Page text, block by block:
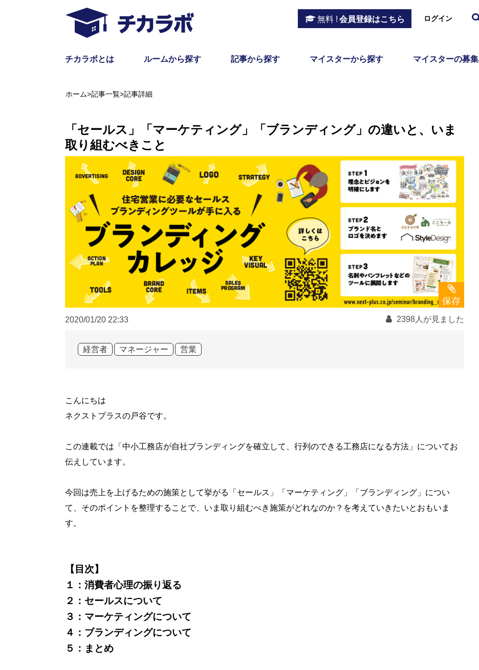
無料 ! 会員登録はこちら ログイン
チカラボとは ルームから探す 記事から探す マイスターから探す マイスターの募集
ホーム>記事一覧>記事詳細
「セールス」「マーケティング」「ブランディング」の違いと、いま
取り組むべきこと
保存
2020/01/20 22:33 2398人が見ました
経営者 マネージャー 営業
こんにちは
ネクストプラスの戸谷です。
この連載では「中小工務店が自社ブランディングを確立して、行列のできる工務店になる方法」についてお
伝えしています。
今回は売上を上げるための施策として挙がる「セールス」「マーケティング」「ブランディング」につい
て、そのポイントを整理することで、いま取り組むべき施策がどれなのか？を考えていきたいとおもいま
す。
【目次】
１：消費者心理の振り返る
２：セールスについて
３：マーケティングについて
４：ブランディングについて
５：まとめ